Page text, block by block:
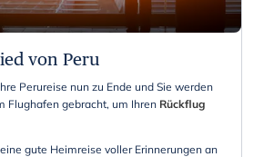
von Peru
Perureise nun zu Ende und Sie werden
Flughafen gebracht, um Ihren Rückflug
gute Heimreise voller Erinnerungen an